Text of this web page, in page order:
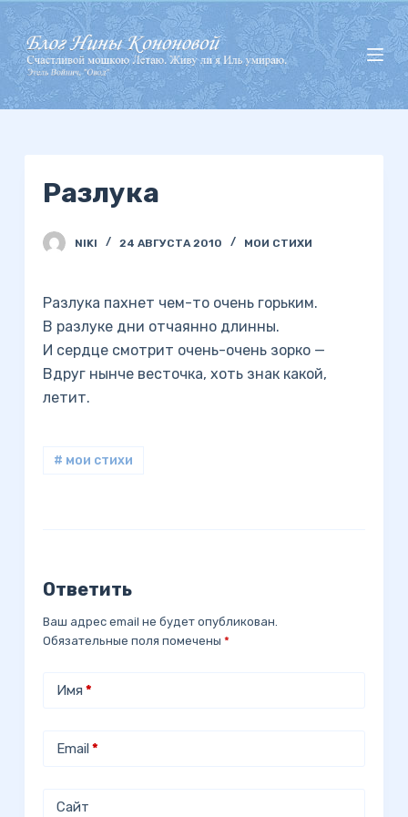
П
е
р
е
й
Разлука
NIKI 24 АВГУСТА 2010 МОИ СТИХИ
Разлука пахнет чем-то очень горьким.
В разлуке дни отчаянно длинны.
И сердце смотрит очень-очень зорко —
Вдруг нынче весточка, хоть знак какой,
летит.
# мои стихи
Ответить
Ваш адрес email не будет опубликован.
Обязательные поля помечены *
Имя *
Email *
Сайт